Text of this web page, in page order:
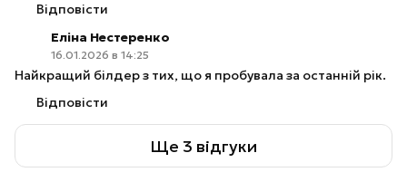
Відповісти
Еліна Нестеренко
16.01.2026 в 14:25
Найкращий білдер з тих, що я пробувала за останній рік.
Відповісти
Ще 3 відгуки